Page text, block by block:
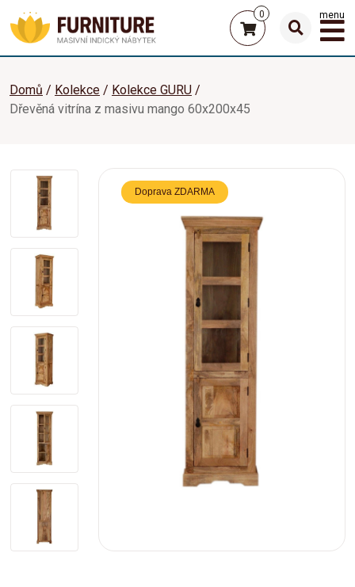
0 menu
Domů Kolekce
Kolekce GURU
Dřevěná vitrína z masivu mango 60x200x45
Doprava ZDARMA